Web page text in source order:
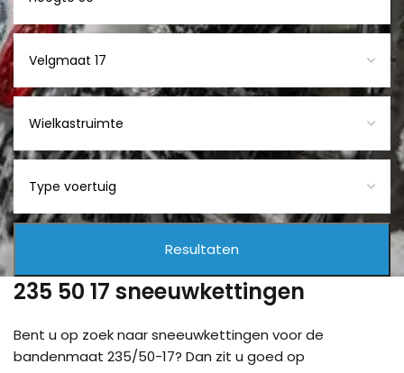
235 50 17 sneeuwkettingen
Bent u op zoek naar sneeuwkettingen voor de
bandenmaat 235/50-17? Dan zit u goed op